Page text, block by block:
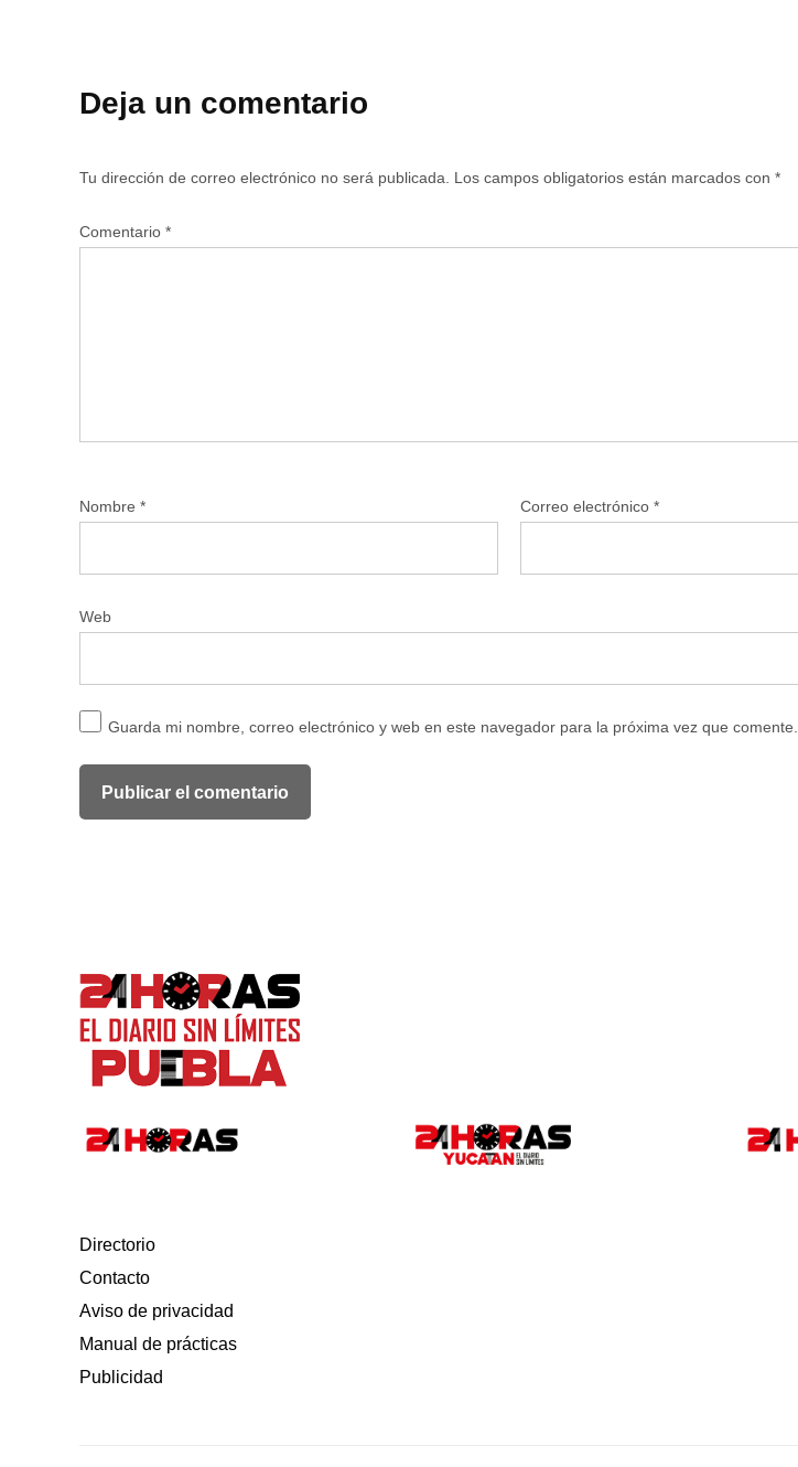
Deja un comentario
Tu dirección de correo electrónico no será publicada. Los campos obligatorios están marcados con *
Comentario *
Nombre * Correo electrónico *
Web
Guarda mi nombre, correo electrónico y web en este navegador para la próxima vez que comente.
Directorio
Contacto
Aviso de privacidad
Manual de prácticas
Publicidad